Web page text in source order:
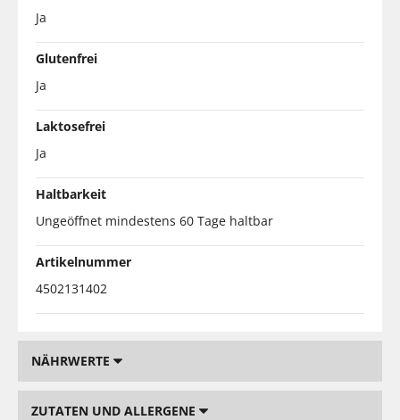
Ja
Glutenfrei
Ja
Laktosefrei
Ja
Haltbarkeit
Ungeöffnet mindestens 60 Tage haltbar
Artikelnummer
4502131402
NÄHRWERTE
ZUTATEN UND ALLERGENE